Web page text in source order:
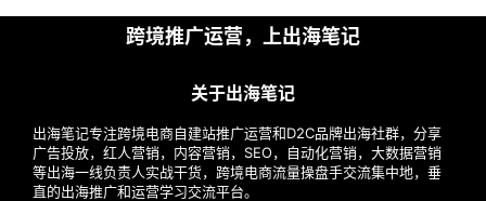
跨境推广运营，上出海笔记
关于出海笔记
出海笔记专注跨境电商自建站推广运营和D2C品牌出海社群，分享
广告投放，红人营销，内容营销，SEO，自动化营销，大数据营销
等出海一线负责人实战干货，跨境电商流量操盘手交流集中地，垂
直的出海推广和运营学习交流平台。